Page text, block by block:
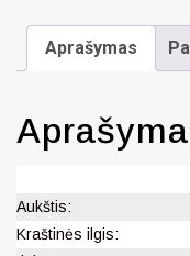
Aprašymas
Aukštis:
Kraštinės ilgis: